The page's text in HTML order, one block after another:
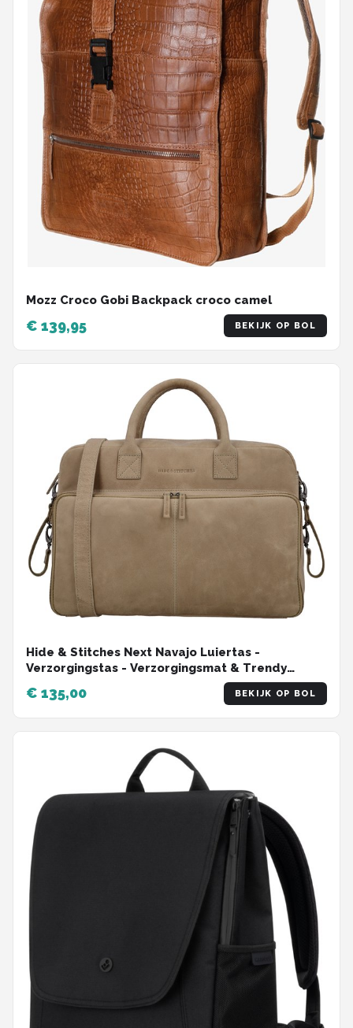
Mozz Croco Gobi Backpack croco camel
€ 139,95 BEKIJK OP BOL
Hide & Stitches Next Navajo Luiertas -
Verzorgingstas - Verzorgingsmat & Trendy
Schouderband - Trendy - Leren Dames Tas -
Zand
€ 135,00 BEKIJK OP BOL